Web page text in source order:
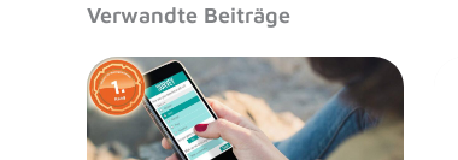
Verwandte Beiträge